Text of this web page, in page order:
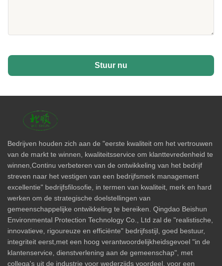
Stuur nu
Bedrijven houden zich aan de "eerste kwaliteit om het vertrouwen
van de markt te winnen, kwaliteitsservice om klanttevredenheid te
winnen,Continu verbeteren van de ontwikkeling van het bedrijf
streven naar het vestigen van een bedrijfsmerk management
excellentie" bedrijfsfilosofie, in termen van kwaliteit, merk en hard
werken om de strategische doelstellingen van
gemeenschappelijke ontwikkeling te bereiken. Qingdao Beishun
Environmental Protection Technology Co., Ltd zal de "realistische,
innovatieve, rigoureuze en efficiënte" bedrijfsstijl, goed bestuur,
integriteit eerst,met een hoog verantwoordelijkheidsgevoel "in de
klantenservice, dienstverlening aan de gemeenschap", met
collega's uit de industrie voor wederzijds voordeel, voor een